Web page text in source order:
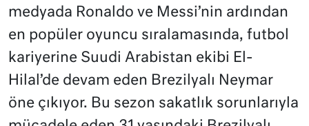
medyada Ronaldo ve Messi’nin ardından
en popüler oyuncu sıralamasında, futbol
kariyerine Suudi Arabistan ekibi El-
Hilal’de devam eden Brezilyalı Neymar
öne çıkıyor. Bu sezon sakatlık sorunlarıyla